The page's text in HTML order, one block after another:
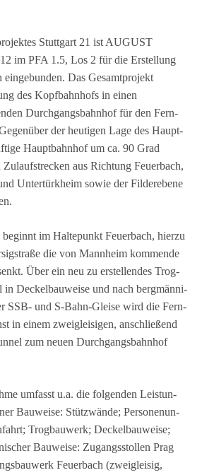
Stutt­gart 21 ist AUGUST
im PFA 1.5, Los 2 für die Erstel­lung
ein­ge­bun­den. Das Gesamt­pro­jekt
des Kopf­bahn­hofs in einen
Durch­gangs­bahn­hof für den Fern-
der heu­ti­gen Lage des Haupt­
Haupt­bahn­hof um ca. 90 Grad
aus Rich­tung Feu­er­bach,
Unter­türk­heim sowie der Fil­der­ebene
im Hal­te­punkt Feu­er­bach, hierzu
die von Mann­heim kom­mende
Über ein neu zu erstel­len­des Trog­
in Deckel­bau­weise und nach berg­män­ni­
SSB- und S‑Bahn-Gleise wird die Fern­
in einem zwei­glei­si­gen, anschlie­ßend
zum neuen Durch­gangs­bahn­hof
umfasst u.a. die fol­gen­den Leis­tun­
Bau­weise: Stütz­wände; Per­so­nen­un­
Trog­bau­werk; Deckel­bau­weise;
Bau­weise: Zugangs­stol­len Prag
Feu­er­bach (zwei­glei­sig,